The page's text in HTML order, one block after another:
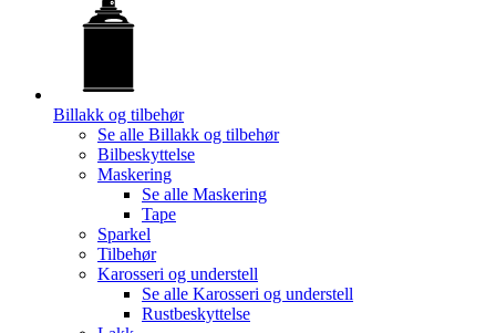
Billakk og tilbehør
Se alle Billakk og tilbehør
Bilbeskyttelse
Maskering
Se alle Maskering
Tape
Sparkel
Tilbehør
Karosseri og understell
Se alle Karosseri og understell
Rustbeskyttelse